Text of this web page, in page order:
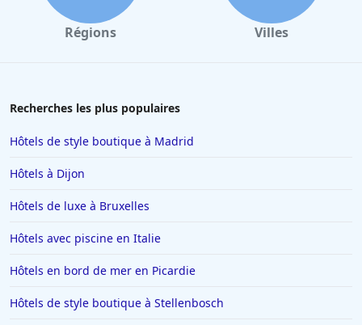
Régions Villes
Recherches les plus populaires
Hôtels de style boutique à Madrid
Hôtels à Dijon
Hôtels de luxe à Bruxelles
Hôtels avec piscine en Italie
Hôtels en bord de mer en Picardie
Hôtels de style boutique à Stellenbosch